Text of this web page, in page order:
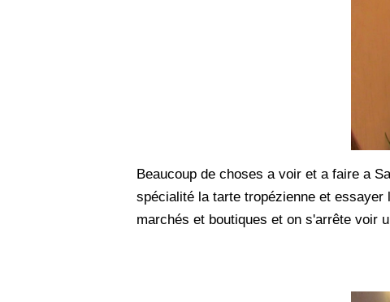
Beaucoup de choses a voir et a faire a
spécialité la tarte tropézienne et
marchés et boutiques et on s'arrête voir